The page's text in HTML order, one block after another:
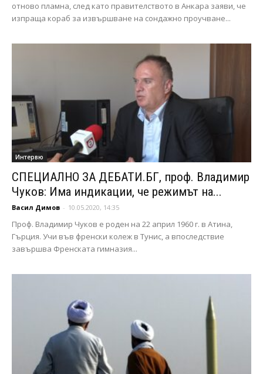
отново пламна, след като правителството в Анкара заяви, че
изпраща кораб за извършване на сондажно проучване...
Интервю
СПЕЦИАЛНО ЗА ДЕБАТИ.БГ, проф. Владимир
Чуков: Има индикации, че режимът на...
Васил Димов - 10.05.2020, 14:35
Проф. Владимир Чуков е роден на 22 април 1960 г. в Атина,
Гърция. Учи във френски колеж в Тунис, а впоследствие
завършва Френската гимназия...